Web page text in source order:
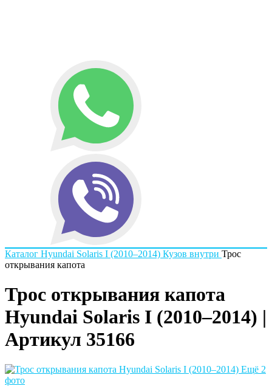
Каталог Hyundai Solaris I (2010–2014) Кузов внутри Трос
открывания капота
Трос открывания капота
Hyundai Solaris I (2010–2014) |
Артикул 35166
Ещё 2
фото